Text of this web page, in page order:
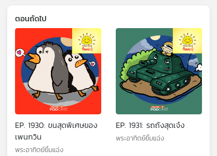
ตอนถัดไป
EP. 1930: ขนสุดพิเศษของ
เพนกวิน
พระอาทิตย์ยิ้มแฉ่ง
EP. 1931: รถถังสุดเจ๋ง
พระอาทิตย์ยิ้มแฉ่ง